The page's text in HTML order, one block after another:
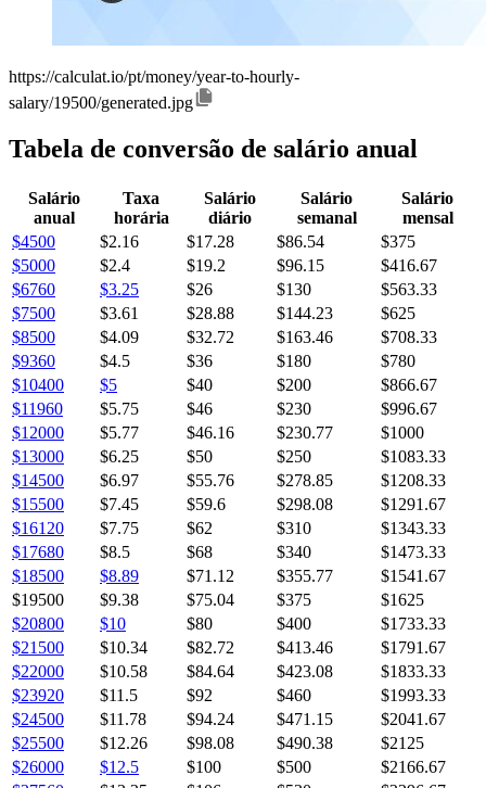
https://calculat.io/pt/money/year-to-hourly-
salary/19500/generated.jpg
Tabela de conversão de salário anual
Salário
anual
Taxa
horária
Salário
diário
Salário
semanal
Salário
mensal
$4500
$2.16 $17.28 $86.54
$375
$5000
$2.4 $19.2 $96.15
$416.67
$6760
$3.25 $26 $130
$563.33
$7500
$3.61 $28.88 $144.23
$625
$8500
$4.09 $32.72 $163.46
$708.33
$9360
$4.5 $36 $180
$780
$10400
$5 $40 $200
$866.67
$11960
$5.75 $46 $230
$996.67
$12000
$5.77 $46.16 $230.77
$1000
$13000
$6.25 $50 $250
$1083.33
$14500
$6.97 $55.76 $278.85
$1208.33
$15500
$7.45 $59.6 $298.08
$1291.67
$16120
$7.75 $62 $310
$1343.33
$17680
$8.5 $68 $340
$1473.33
$18500
$8.89 $71.12 $355.77
$1541.67
$19500
$9.38 $75.04 $375
$1625
$20800
$10 $80 $400
$1733.33
$21500
$10.34 $82.72 $413.46
$1791.67
$22000
$10.58 $84.64 $423.08
$1833.33
$23920
$11.5 $92 $460
$1993.33
$24500
$11.78 $94.24 $471.15
$2041.67
$25500
$12.26 $98.08 $490.38
$2125
$26000
$12.5 $100 $500
$2166.67